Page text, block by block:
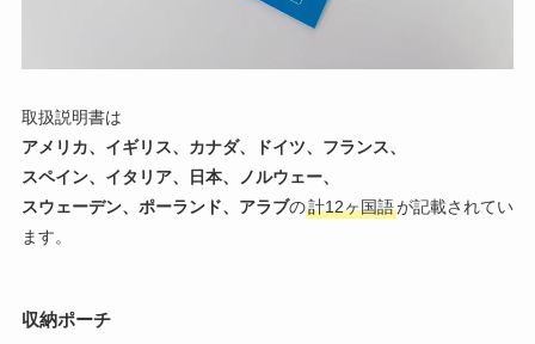
取扱説明書は
アメリカ、イギリス、カナダ、ドイツ、フランス、
スペイン、イタリア、日本、ノルウェー、
スウェーデン、ポーランド、アラブの計12ヶ国語が記載されてい
ます。
収納ポーチ